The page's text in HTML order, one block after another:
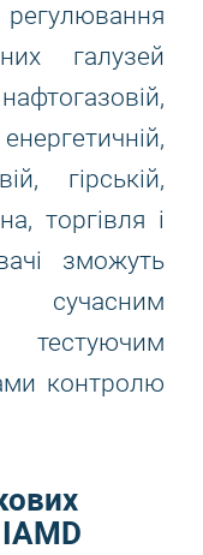
галузей
гірській,
торгівля і
зможуть
контролю